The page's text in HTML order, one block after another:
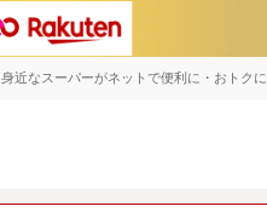
身近なスーパーがネットで便利に・おトクに